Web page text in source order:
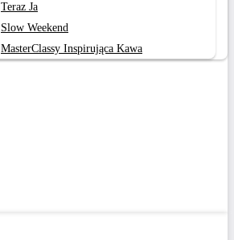
Teraz Ja
Slow Weekend
MasterClassy Inspirująca Kawa